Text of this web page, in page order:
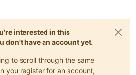
interested in this
don't have an account yet.
to scroll through the same
you register for an account,